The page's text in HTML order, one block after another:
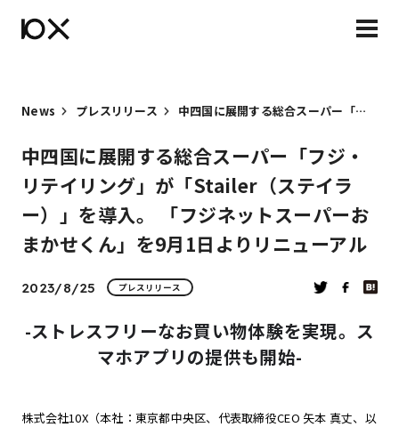
News プレスリリース 中四国に展開する総合スーパー「フジ・リテイリング」が「Stailer（ステイラー）」を導入。 「フジネットスーパーおまかせくん」を9月1日よりリニューアル
中四国に展開する総合スーパー「フジ・
リテイリング」が「Stailer（ステイラ
ー）」を導入。 「フジネットスーパーお
まかせくん」を9月1日よりリニューアル
2023/8/25 プレスリリース
-ストレスフリーなお買い物体験を実現。ス
マホアプリの提供も開始-
株式会社10X（本社：東京都中央区、代表取締役CEO 矢本 真丈、以